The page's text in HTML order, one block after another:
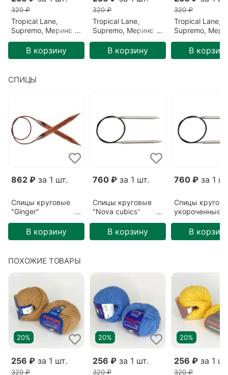
320 ₽
Tropical Lane,
Supremo, Меринос,
В корзину
320 ₽
Tropical Lane,
Supremo, Меринос,
небо (54)
В корзину
320 ₽
Tropical Lane,
Supremo,
(357)В
СПИЦЫ
862 ₽ за 1 шт.
Спицы круговые
"Ginger"
В корзину
760 ₽ за 1 шт.
Спицы круговые
"Nova cubics"
В корзину
760 ₽ за 1
Спицы
укороченные
3,75мм/40см
В
ПОХОЖИЕ ТОВАРЫ
20%
256 ₽ за 1 шт.
320 ₽
20%
256 ₽ за 1 шт.
320 ₽
20%
256 ₽ за 1
320 ₽